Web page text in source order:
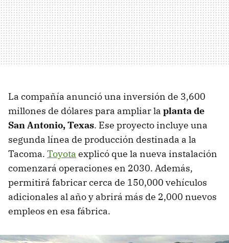
La compañía anunció una inversión de 3,600
millones de dólares para ampliar la planta de
San Antonio, Texas. Ese proyecto incluye una
segunda línea de producción destinada a la
Tacoma. Toyota explicó que la nueva instalación
comenzará operaciones en 2030. Además,
permitirá fabricar cerca de 150,000 vehículos
adicionales al año y abrirá más de 2,000 nuevos
empleos en esa fábrica.